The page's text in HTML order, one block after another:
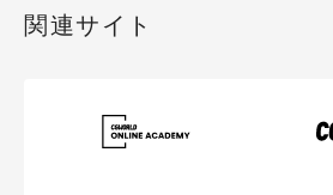
関連サイト